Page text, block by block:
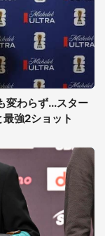
変わらず...スター
強2ショット